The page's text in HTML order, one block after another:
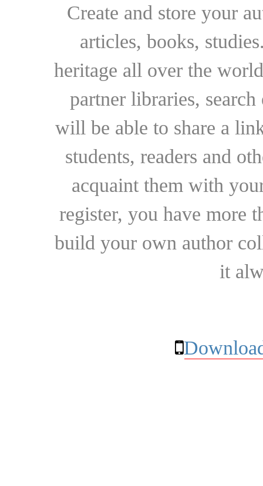
Create and store your
articles, books,
heritage all over the
partner libraries,
will be able to share a
students, readers and
acquaint them with
register, you have more
build your own author
it